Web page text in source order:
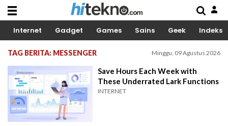
Internet Gadget Games Sains Geek Indeks
TAG BERITA: MESSENGER Minggu, 09 Agustus 2026
Save Hours Each Week with
These Underrated Lark Functions
INTERNET